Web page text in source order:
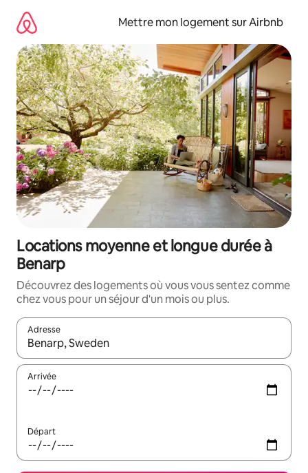
directement
contenu
Mettre mon logement sur Airbnb
Locations moyenne et longue durée à
Benarp
Découvrez des logements où vous vous sentez comme
chez vous pour un séjour d'un mois ou plus.
Adresse
Lorsque les résultats s'affichent, utilisez les flèches vers le
Arrivée
Départ